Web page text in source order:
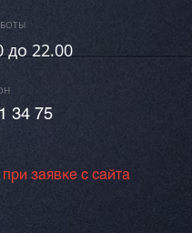
до 22.00
34 75
заявке с сайта